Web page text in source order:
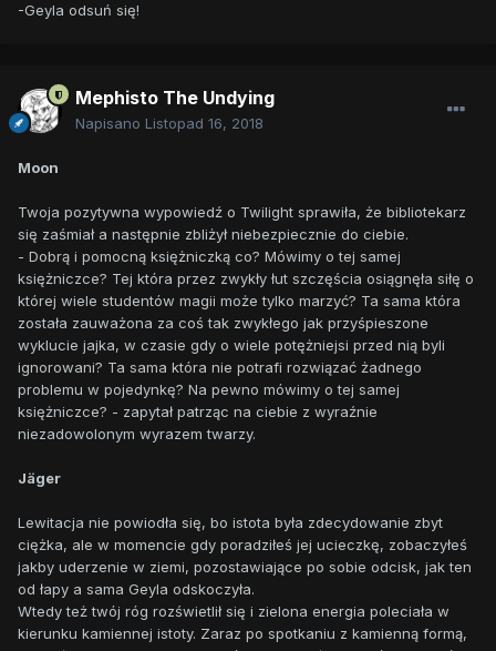
-Geyla odsuń się!
Mephisto The Undying
Napisano Listopad 16, 2018
Moon
Twoja pozytywna wypowiedź o Twilight sprawiła, że bibliotekarz
się zaśmiał a następnie zbliżył niebezpiecznie do ciebie.
- Dobrą i pomocną księżniczką co? Mówimy o tej samej
księżniczce? Tej która przez zwykły łut szczęścia osiągnęła siłę o
której wiele studentów magii może tylko marzyć? Ta sama która
została zauważona za coś tak zwykłego jak przyśpieszone
wyklucie jajka, w czasie gdy o wiele potężniejsi przed nią byli
ignorowani? Ta sama która nie potrafi rozwiązać żadnego
problemu w pojedynkę? Na pewno mówimy o tej samej
księżniczce? - zapytał patrząc na ciebie z wyraźnie
niezadowolonym wyrazem twarzy.
Jäger
Lewitacja nie powiodła się, bo istota była zdecydowanie zbyt
ciężka, ale w momencie gdy poradziłeś jej ucieczkę, zobaczyłeś
jakby uderzenie w ziemi, pozostawiające po sobie odcisk, jak ten
od łapy a sama Geyla odskoczyła.
Wtedy też twój róg rozświetlił się i zielona energia poleciała w
kierunku kamiennej istoty. Zaraz po spotkaniu z kamienną formą,